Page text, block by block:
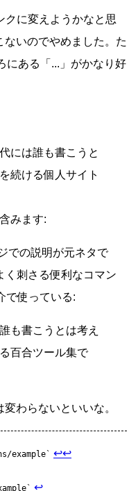
クに変えようかなと思
いのでやめました。た
にある「...」がかなり好
には誰も書こうと
続ける個人サイト
みます:
での説明が元ネタで
く刺さる便利なコマン
で使っている:
も書こうとは考え
百合ツール集で
わらないといいな。
example ↩↩
↩